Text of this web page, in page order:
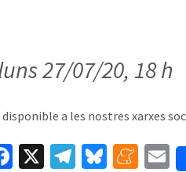
27/07/20, 18 h
a les nostres xarxes
Fa X
Te Bl M E